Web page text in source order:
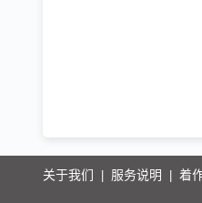
关于我们 服务说明 着